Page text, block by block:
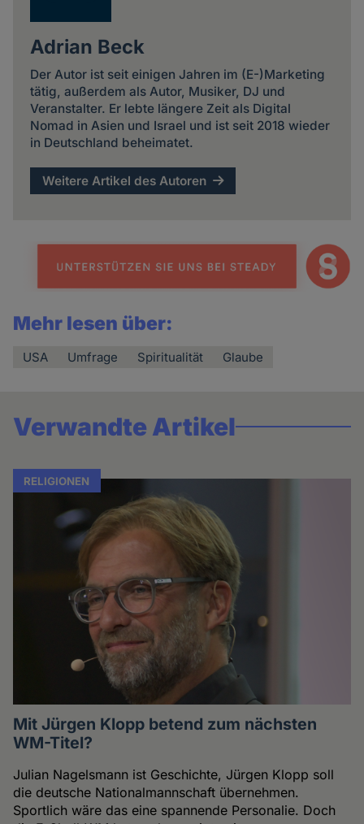
Adrian Beck
Der Autor ist seit einigen Jahren im (E-)Marketing
tätig, außerdem als Autor, Musiker, DJ und
Veranstalter. Er lebte längere Zeit als Digital
Nomad in Asien und Israel und ist seit 2018 wieder
in Deutschland beheimatet.
Weitere Artikel des Autoren
Mehr lesen über:
USA Umfrage Spiritualität Glaube
Verwandte Artikel
RELIGIONEN
Mit Jürgen Klopp betend zum nächsten
WM-Titel?
Julian Nagelsmann ist Geschichte, Jürgen Klopp soll
die deutsche Nationalmannschaft übernehmen.
Sportlich wäre das eine spannende Personalie. Doch